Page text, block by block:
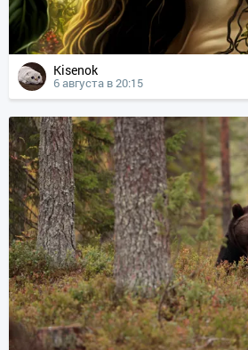
Kisenok
6 августа в 20:15